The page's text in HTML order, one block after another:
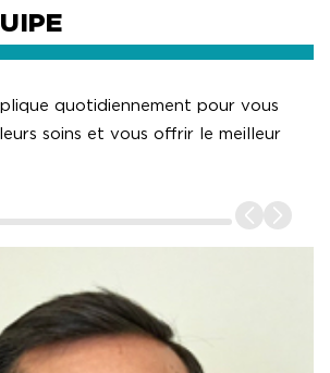
quotidiennement pour vous
soins et vous offrir le meilleur